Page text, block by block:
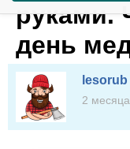
руками.
день
lesorub
2 месяца